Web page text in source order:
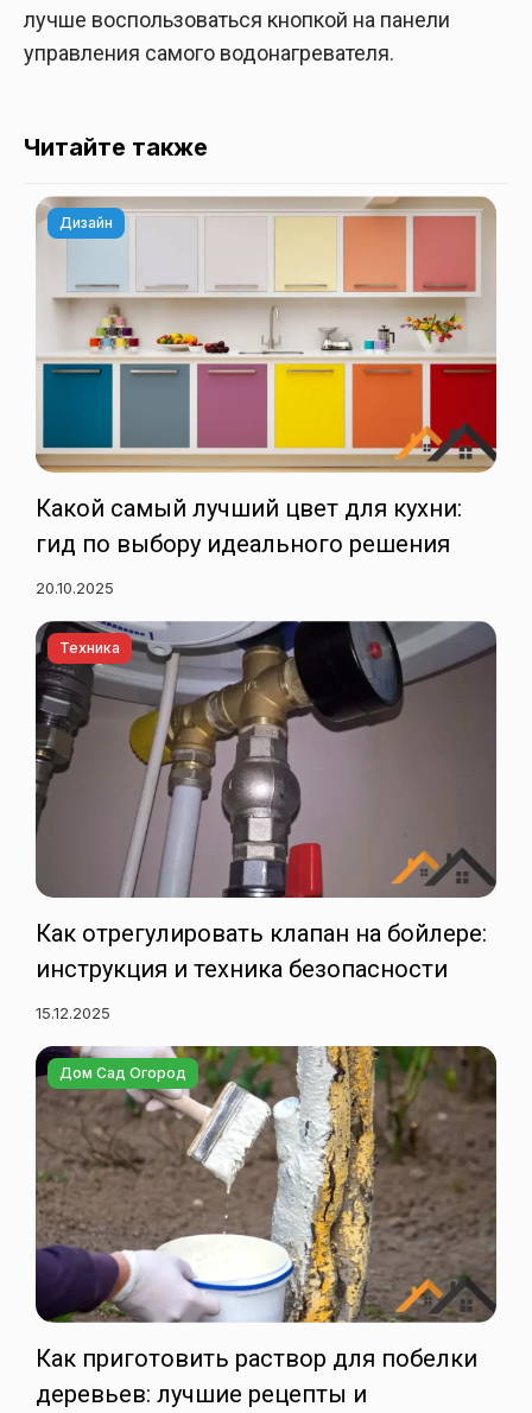
лучше воспользоваться кнопкой на панели
управления самого водонагревателя.
Читайте также
Дизайн
Какой самый лучший цвет для кухни:
гид по выбору идеального решения
20.10.2025
Техника
Как отрегулировать клапан на бойлере:
инструкция и техника безопасности
15.12.2025
Дом Сад Огород
Как приготовить раствор для побелки
деревьев: лучшие рецепты и